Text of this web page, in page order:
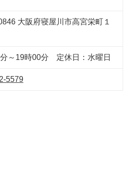
大阪府寝屋川市高宮栄町１
～19時00分 定休日：水曜日
5579